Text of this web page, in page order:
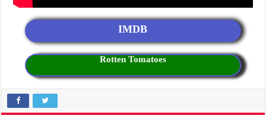
IMDB
Rotten Tomatoes